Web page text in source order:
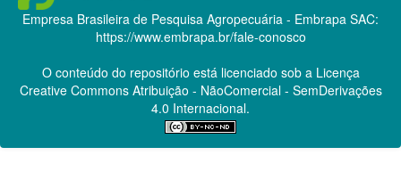
Empresa Brasileira de Pesquisa Agropecuária - Embrapa SAC:
https://www.embrapa.br/fale-conosco
O conteúdo do repositório está licenciado sob a Licença
Creative CommonsAtribuição - NãoComercial - SemDerivações
4.0 Internacional.